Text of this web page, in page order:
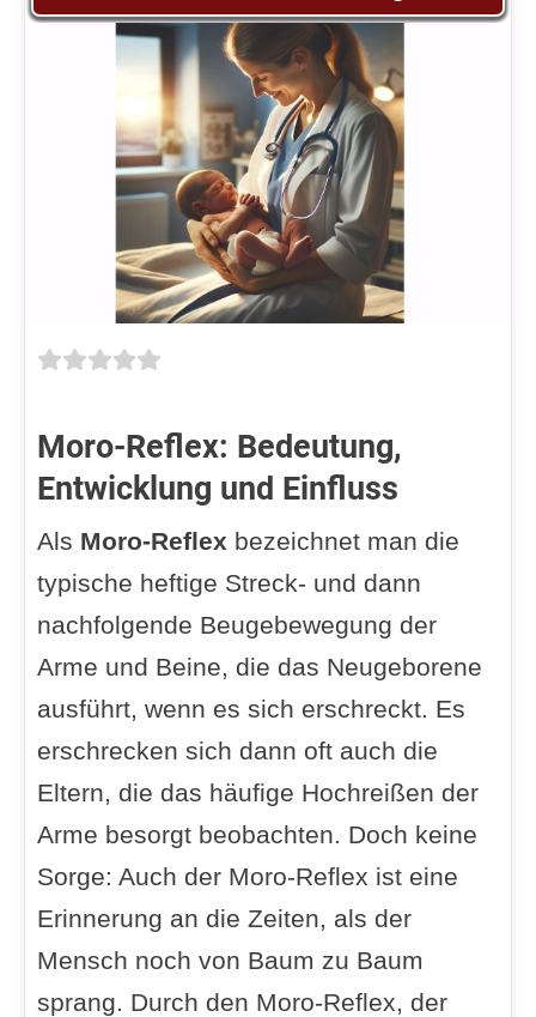
Moro-Reflex: Bedeutung,
Entwicklung und Einfluss
Als Moro-Reflex bezeichnet man die
typische heftige Streck- und dann
nachfolgende Beugebewegung der
Arme und Beine, die das Neugeborene
ausführt, wenn es sich erschreckt. Es
erschrecken sich dann oft auch die
Eltern, die das häufige Hochreißen der
Arme besorgt beobachten. Doch keine
Sorge: Auch der Moro-Reflex ist eine
Erinnerung an die Zeiten, als der
Mensch noch von Baum zu Baum
sprang. Durch den Moro-Reflex, der